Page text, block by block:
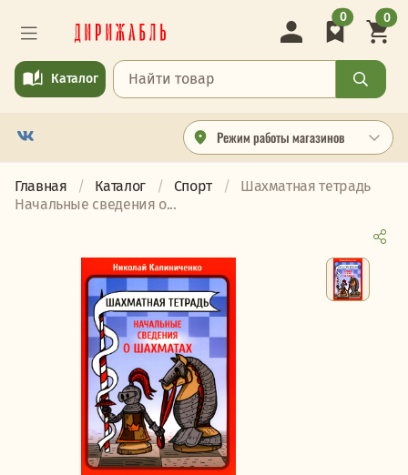
Режим работы магазинов
Каталог
0 0
Главная Каталог Спорт
Шахматная тетрадь
Начальные сведения о...